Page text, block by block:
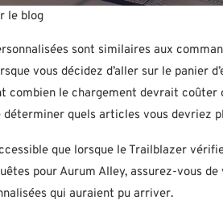
le blog
sont similaires aux
vous décidez d’aller sur le panier
combien le chargement devrait
déterminer quels articles vous devriez
que lorsque le Trailblazer
pour Aurum Alley, assurez-vous
qui auraient pu arriver.